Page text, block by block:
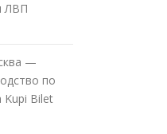
ЛВП
—
по
Kupi Bilet